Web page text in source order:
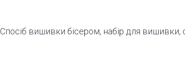
Спосіб вишивки бісером, набір для